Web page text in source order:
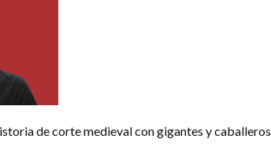
de corte medieval con gigantes y caballeros.